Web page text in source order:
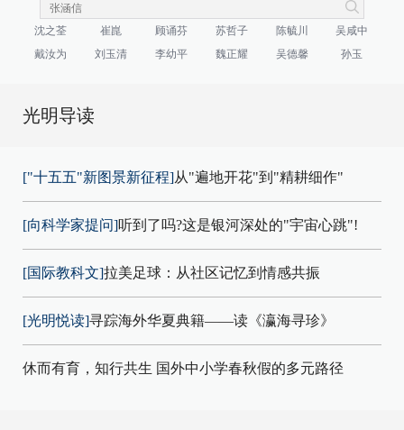
沈之荃 崔崑 顾诵芬 苏哲子 陈毓川
吴咸中
戴汝为
刘玉清 李幼平 魏正耀 吴德馨 孙玉
光明导读
["十五五"新图景新征程]从"遍地开花"到"精耕细作"
[向科学家提问]听到了吗?这是银河深处的"宇宙心跳"!
[国际教科文]拉美足球：从社区记忆到情感共振
[光明悦读]寻踪海外华夏典籍——读《瀛海寻珍》
休而有育，知行共生 国外中小学春秋假的多元路径